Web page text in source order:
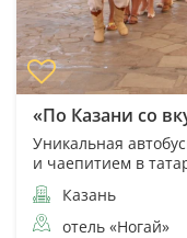
«По Казани со
Уникальная
и чаепитием в
Казань
отель «Ногай»